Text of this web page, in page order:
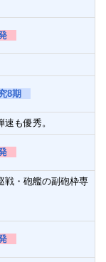
8期
も優秀。
戦・砲艦の副砲枠専